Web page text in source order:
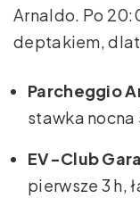
Arnaldo. Po
deptakiem,
Parcheggio
stawka
EV-Club
pierwsze 3 h,